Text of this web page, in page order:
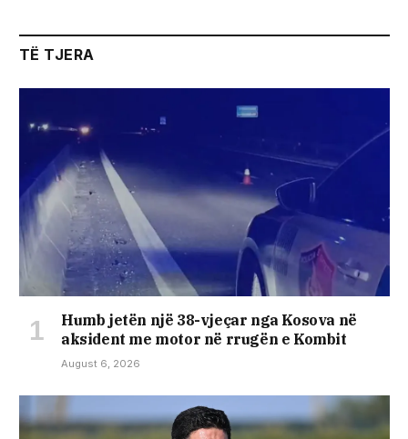
TË TJERA
Humb jetën një 38-vjeçar nga Kosova në
aksident me motor në rrugën e Kombit
August 6, 2026